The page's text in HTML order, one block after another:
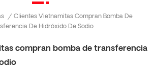
/ Clientes Vietnamitas Compran Bomba De
De Hidróxido De Sodio
compran bomba de transferencia